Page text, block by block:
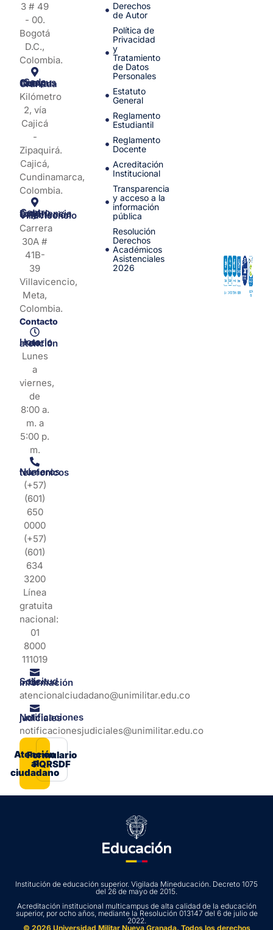
3 # 49
- 00.
Bogotá
D.C.,
Colombia.
Sede Campus Nueva Granada
Kilómetro
2, vía
Cajicá
-
Zipaquirá.
Cajicá,
Cundinamarca,
Colombia.
Centro de Experiencia y Orientación Villavicencio
Carrera
30A #
41B-
39
Villavicencio,
Meta,
Colombia.
Contacto
Horario de atención
Lunes
a
viernes,
de
8:00 a.
m. a
5:00 p.
m.
Números telefonicos
(+57)
(601)
650
0000
(+57)
(601)
634
3200
Línea
gratuita
nacional:
01
8000
111019
Solicitud de información
atencionalciudadano@unimilitar.edu.co
Notificaciones judiciales
notificacionesjudiciales@unimilitar.edu.co
Atención
al
ciudadano
Formulario
PQRSDF
Derechos
de Autor
Política de
Privacidad
y
Tratamiento
de Datos
Personales
Estatuto
General
Reglamento
Estudiantil
Reglamento
Docente
Acreditación
Institucional
Transparencia
y acceso a la
información
pública
Resolución
Derechos
Académicos
Asistenciales
2026
Institución de educación superior. Vigilada Mineducación. Decreto 1075
del 26 de mayo de 2015.
Acreditación institucional multicampus de alta calidad de la educación
superior, por ocho años, mediante la Resolución 013147 del 6 de julio de
2022.
© 2026 Universidad Militar Nueva Granada. Todos los derechos